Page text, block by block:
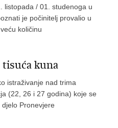
listopada / 01. studenoga u
je počinitelj provalio u
količinu
kuna
istraživanje nad trima
(22, 26 i 27 godina) koje se
Pronevjere